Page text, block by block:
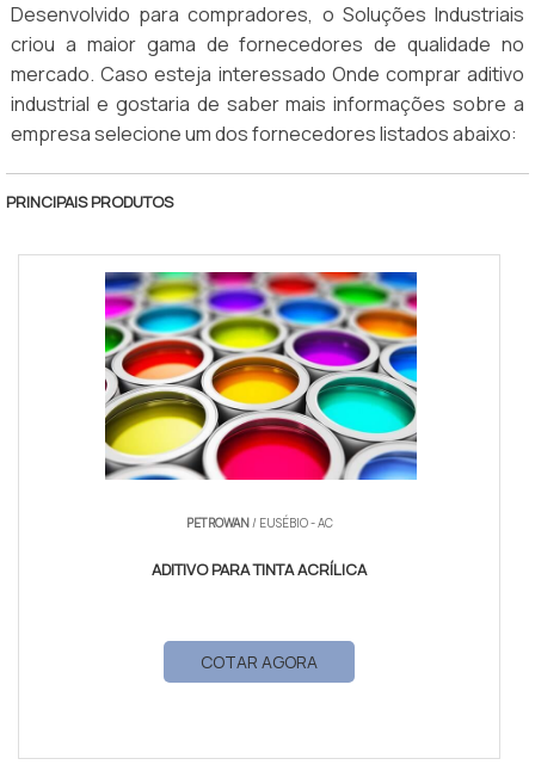
Desenvolvido para compradores, o Soluções Industriais
criou a maior gama de fornecedores de qualidade no
mercado. Caso esteja interessado Onde comprar aditivo
industrial e gostaria de saber mais informações sobre a
empresa selecione um dos fornecedores listados abaixo:
PRINCIPAIS PRODUTOS
PETROWAN/ EUSÉBIO - AC
ADITIVO PARA TINTA ACRÍLICA
COTAR AGORA